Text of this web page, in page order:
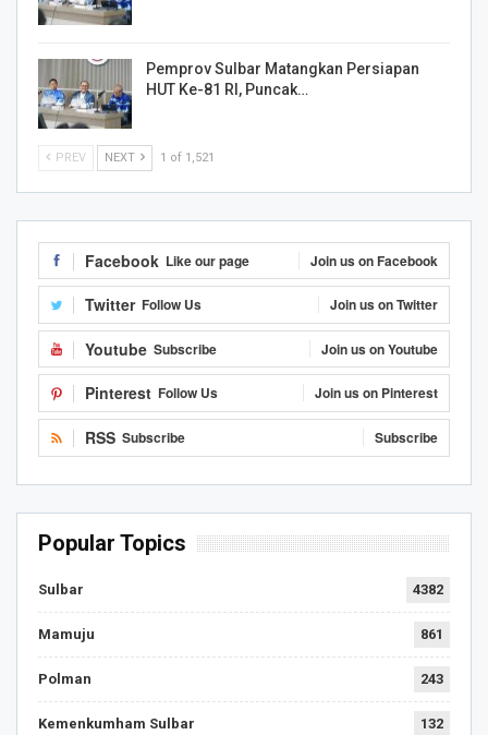
Pemprov Sulbar Matangkan Persiapan
HUT Ke-81 RI, Puncak…
PREV NEXT 1 of 1,521
Facebook Like our page Join us on Facebook
Twitter Follow Us Join us on Twitter
Youtube Subscribe Join us on Youtube
Pinterest Follow Us Join us on Pinterest
RSS Subscribe Subscribe
Popular Topics
Sulbar 4382
Mamuju 861
Polman 243
Kemenkumham Sulbar 132